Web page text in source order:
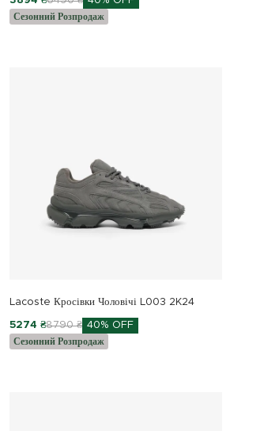
Сезонний Розпродаж
Lacoste Кросівки Чоловічі L003 2K24
5274 ₴8790 ₴ 40% OFF
Сезонний Розпродаж